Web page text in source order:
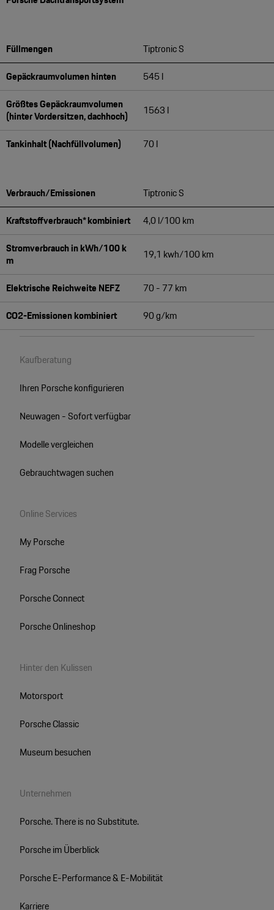
Füllmengen
Tiptronic S
Gepäckraumvolumen hinten
545 l
Größtes Gepäckraumvolumen
(hinter Vordersitzen, dachhoch)
1563 l
Tankinhalt (Nachfüllvolumen) 70 l
Verbrauch/Emissionen
Tiptronic S
Kraftstoffverbrauch* kombiniert
4,0 l/100 km
Stromverbrauch in kWh/100 k
m
19,1 kwh/100 km
Elektrische Reichweite NEFZ
70 - 77 km
CO2-Emissionen kombiniert
90 g/km
Kaufberatung
Ihren Porsche konfigurieren
Neuwagen - Sofort verfügbar
Modelle vergleichen
Gebrauchtwagen suchen
Online Services
My Porsche
Frag Porsche
Porsche Connect
Porsche Onlineshop
Hinter den Kulissen
Motorsport
Porsche Classic
Museum besuchen
Unternehmen
Porsche. There is no Substitute.
Porsche im Überblick
Porsche E-Performance & E-Mobilität
Karriere